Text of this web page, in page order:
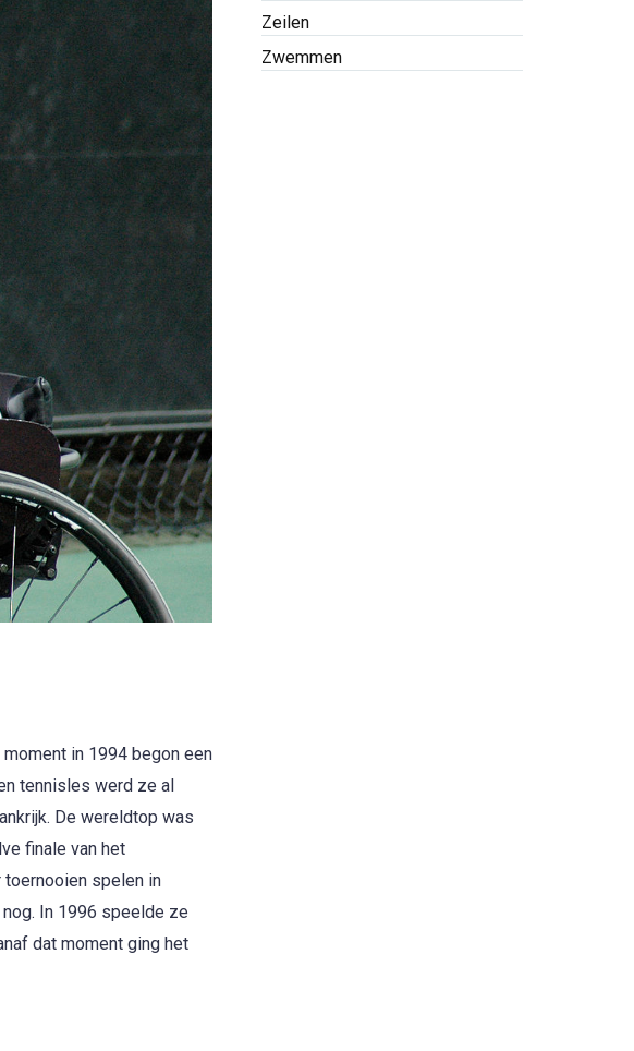
in 1994 begon een
tennisles werd ze al
De wereldtop was
finale van het
toernooien spelen in
In 1996 speelde ze
dat moment ging het
Zeilen
Zwemmen